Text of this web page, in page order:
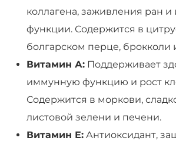
коллагена, заживления ран
функции. Содержится в
болгарском перце, брокколи
Витамин А: Поддерживает
иммунную функцию и рост
Содержится в моркови,
листовой зелени и печени.
Витамин Е: Антиоксидант,